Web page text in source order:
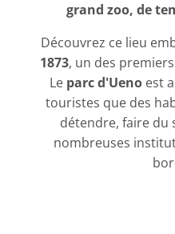
grand zoo, de
Découvrez ce lieu
1873, un des
Le parc d'Uenoest
touristes que des
détendre, faire
nombreuses